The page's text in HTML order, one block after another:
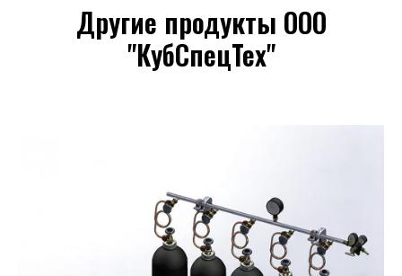
Другие продукты ООО
"КубСпецТех"